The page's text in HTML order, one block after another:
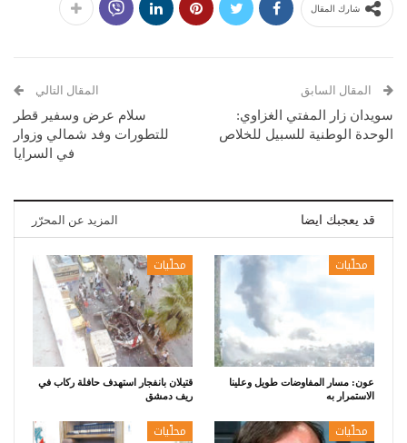
شارك المقال
المقال السابق
سويدان زار المفتي الغزاوي:
الوحدة الوطنية للسبيل للخلاص
المقال التالي
سلام عرض وسفير قطر
للتطورات وفد شمالي وزوار
في السرايا
قد يعجبك ايضا المزيد عن المحرّر
محلّيات
عون: مسار المفاوضات طويل وعلينا
الاستمرار به
محلّيات
قتيلان بانفجار استهدف حافلة ركاب في
ريف دمشق
محلّيات محلّيات